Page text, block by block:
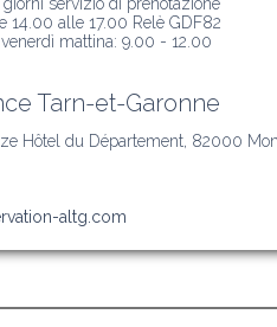
14.00 alle 17.00 Relè GDF82
mattina: 9.00 - 12.00
Tarn-et-Garonne
Hôtel du Département, 82000
altg.com